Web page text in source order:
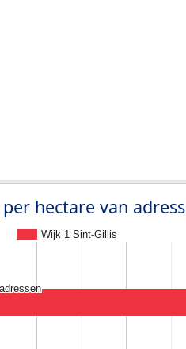
hectare van
Wijk 1 Sint-Gillis